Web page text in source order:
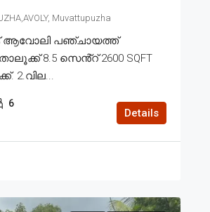
Muvattupuzha
ആവോലി പഞ്ചായത്ത്
8.5 സെൻ്റ് 2600 SQFT
2.വില...
6
Details